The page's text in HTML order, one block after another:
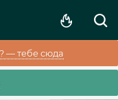
— тебе сюда